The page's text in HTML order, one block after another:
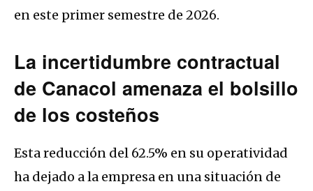
en este primer semestre de 2026.
La incertidumbre contractual
de Canacol amenaza el bolsillo
de los costeños
Esta reducción del 62.5% en su operatividad
ha dejado a la empresa en una situación de